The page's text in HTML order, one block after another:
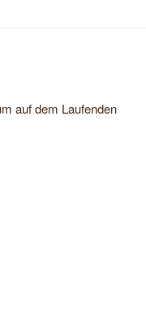
auf dem Laufenden